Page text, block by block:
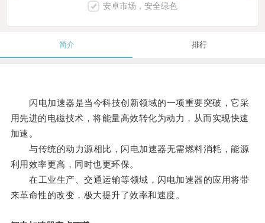
安卓市场，安全绿色
简介 排行
闪电加速器是当今科技创新领域的一项重要突破，它采
用先进的电磁技术，将能量高效转化为动力，从而实现快速
加速。
与传统的动力源相比，闪电加速器无需燃料消耗，能源
利用效率更高，同时也更环保。
在工业生产、交通运输等领域，闪电加速器的应用将带
来革命性的改变，极大提升了效率和速度。